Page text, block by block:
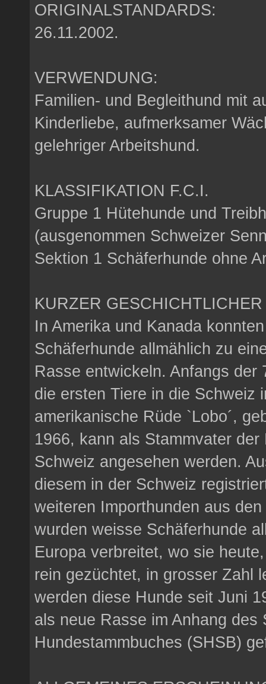
ORIGINALSTANDARDS:
26.11.2002.
VERWENDUNG:
Familien- und Begleithund mit
Kinderliebe, aufmerksamer
gelehriger Arbeitshund.
KLASSIFIKATION F.C.I.
Gruppe 1 Hütehunde und
(ausgenommen Schweizer
Sektion 1 Schäferhunde ohne
KURZER
In Amerika und Kanada
Schäferhunde allmählich zu
Rasse entwickeln. Anfangs der
die ersten Tiere in die Schweiz
amerikanische Rüde `Lobo´,
1966, kann als Stammvater der
Schweiz angesehen werden.
diesem in der Schweiz
weiteren Importhunden aus
wurden weisse Schäferhunde
Europa verbreitet, wo sie
rein gezüchtet, in grosser Zahl
werden diese Hunde seit Juni
als neue Rasse im Anhang des
Hundestammbuches (SHSB)